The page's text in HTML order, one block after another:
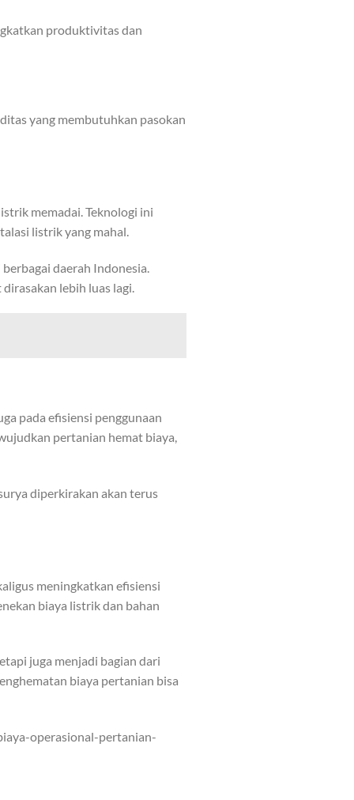
produktivitas dan
yang membutuhkan pasokan
memadai. Teknologi ini
listrik yang mahal.
daerah Indonesia.
lebih luas lagi.
pada efisiensi penggunaan
pertanian hemat biaya,
diperkirakan akan terus
meningkatkan efisiensi
biaya listrik dan bahan
juga menjadi bagian dari
biaya pertanian bisa
operasional-pertanian-